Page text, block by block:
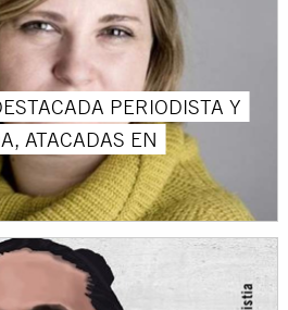
PERIODISTA Y
ATACADAS EN